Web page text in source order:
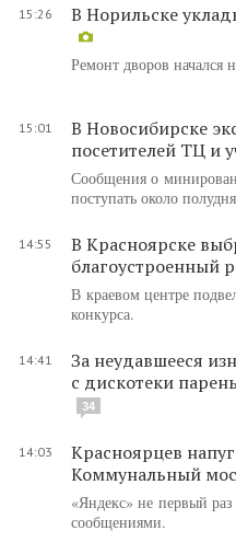
15:26 В Норильске
Ремонт дворов начался
15:01
В Новосибирске
посетителей ТЦ и
Сообщения о
поступать около
14:55
В Красноярске
благоустроенный
В краевом центре
конкурса.
14:41
За неудавшееся
с дискотеки
34
14:03
Красноярцев
Коммунальный
«Яндекс» не первый
сообщениями.